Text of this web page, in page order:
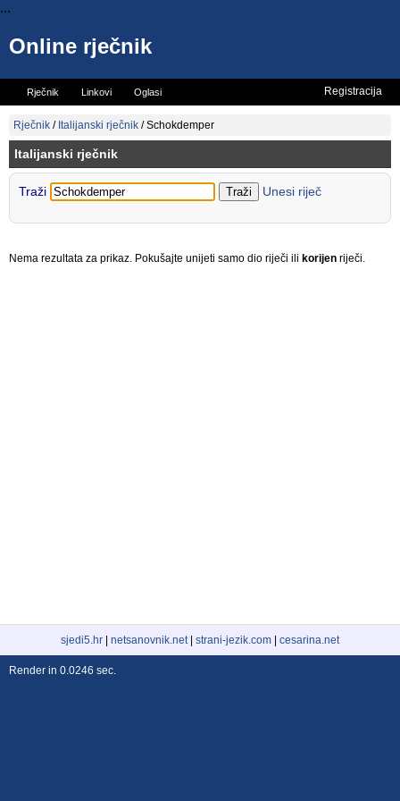
...
Online rječnik
Rječnik Linkovi Oglasi
Vicevi Mini rječnik
Registracija
Rječnik / Italijanski rječnik /Schokdemper
Italijanski rječnik
Traži Unesi riječ
Nema rezultata za prikaz. Pokušajte unijeti samo dio riječi ili korijen riječi.
sjedi5.hr netsanovnik.net| strani-jezik.com cesarina.net
Render in 0.0246 sec.